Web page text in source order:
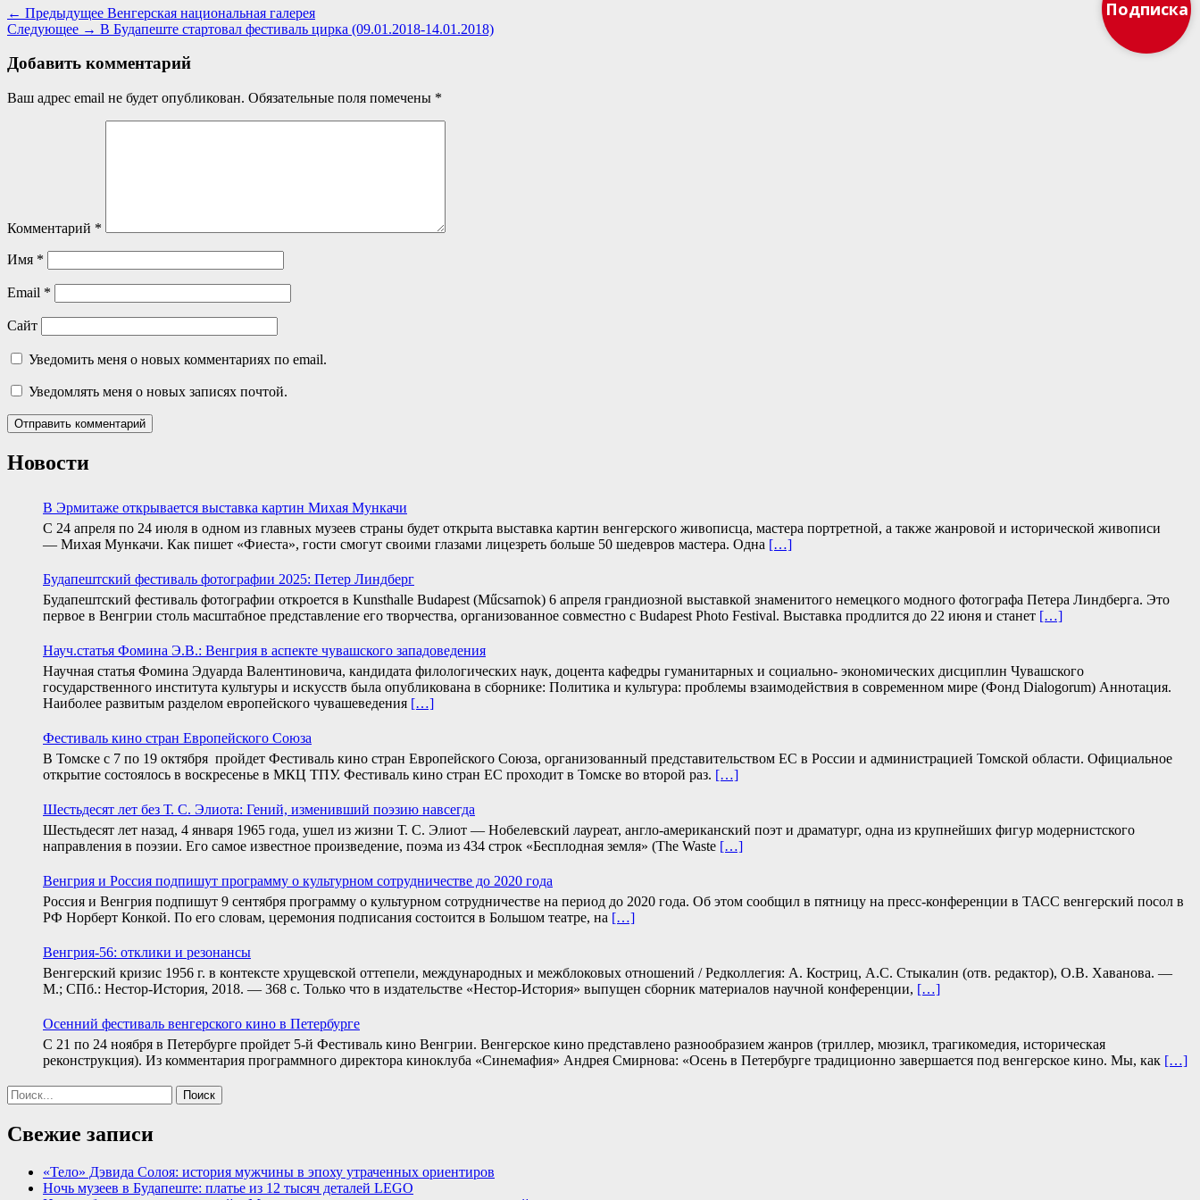
Навигация
по
записям
← Предыдущее Предыдущая
запись:
Венгерская национальная галерея
Следующее → Следующая
В Будапеште стартовал фестиваль цирка (09.01.2018-14.01.2018)
Добавить комментарий
Ваш адрес email не будет опубликован. Обязательные поля помечены *
Комментарий *
Имя *
Email *
Сайт
Уведомить меня о новых комментариях по email.
Уведомлять меня о новых записях почтой.
Новости
В Эрмитаже открывается выставка картин Михая Мункачи
С 24 апреля по 24 июля в одном из главных музеев страны будет открыта выставка картин венгерского живописца, мастера портретной, а также жанровой и исторической живописи
— Михая Мункачи. Как пишет «Фиеста», гости смогут своими глазами лицезреть больше 50 шедевров мастера. Одна […]
Будапештский фестиваль фотографии 2025: Петер Линдберг
Будапештский фестиваль фотографии откроется в Kunsthalle Budapest (Műcsarnok) 6 апреля грандиозной выставкой знаменитого немецкого модного фотографа Петера Линдберга. Это
первое в Венгрии столь масштабное представление его творчества, организованное совместно с Budapest Photo Festival. Выставка продлится до 22 июня и станет […]
Науч.статья Фомина Э.В.: Венгрия в аспекте чувашского западоведения
Научная статья Фомина Эдуарда Валентиновича, кандидата филологических наук, доцента кафедры гуманитарных и социально- экономических дисциплин Чувашского
государственного института культуры и искусств была опубликована в сборнике: Политика и культура: проблемы взаимодействия в современном мире (Фонд Dialogorum) Аннотация.
Наиболее развитым разделом европейского чувашеведения […]
Фестиваль кино стран Европейского Союза
В Томске с 7 по 19 октября пройдет Фестиваль кино стран Европейского Союза, организованный представительством ЕС в России и администрацией Томской области. Официальное
открытие состоялось в воскресенье в МКЦ ТПУ. Фестиваль кино стран ЕС проходит в Томске во второй раз. […]
Шестьдесят лет без Т. С. Элиота: Гений, изменивший поэзию навсегда
Шестьдесят лет назад, 4 января 1965 года, ушел из жизни Т. С. Элиот — Нобелевский лауреат, англо-американский поэт и драматург, одна из крупнейших фигур модернистского
направления в поэзии. Его самое известное произведение, поэма из 434 строк «Бесплодная земля» (The Waste […]
Венгрия и Россия подпишут программу о культурном сотрудничестве до 2020 года
Россия и Венгрия подпишут 9 сентября программу о культурном сотрудничестве на период до 2020 года. Об этом сообщил в пятницу на пресс-конференции в ТАСС венгерский посол в
РФ Норберт Конкой. По его словам, церемония подписания состоится в Большом театре, на […]
Венгрия-56: отклики и резонансы
Венгерский кризис 1956 г. в контексте хрущевской оттепели, международных и межблоковых отношений / Редколлегия: А. Костриц, А.С. Стыкалин (отв. редактор), О.В. Хаванова. —
М.; СПб.: Нестор-История, 2018. — 368 с. Только что в издательстве «Нестор-История» выпущен сборник материалов научной конференции, […]
Осенний фестиваль венгерского кино в Петербурге
С 21 по 24 ноября в Петербурге пройдет 5-й Фестиваль кино Венгрии. Венгерское кино представлено разнообразием жанров (триллер, мюзикл, трагикомедия, историческая
реконструкция). Из комментария программного директора киноклуба «Синемафия» Андрея Смирнова: «Осень в Петербурге традиционно завершается под венгерское кино. Мы, как […]
Найти:
Свежие записи
«Тело» Дэвида Сoлоя: история мужчины в эпоху утраченных ориентиров
Ночь музеев в Будапеште: платье из 12 тысяч деталей LEGO
Подписка